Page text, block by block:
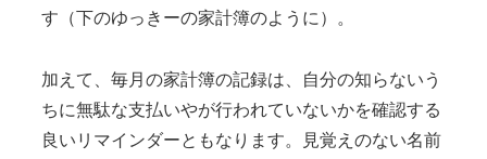
す（下のゆっきーの家計簿のように）。
加えて、毎月の家計簿の記録は、自分の知らないう
ちに無駄な支払いやが行われていないかを確認する
良いリマインダーともなります。見覚えのない名前